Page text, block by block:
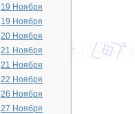
19 Ноября
19 Ноября
20 Ноября
21 Ноября
21 Ноября
22 Ноября
26 Ноября
27 Ноября